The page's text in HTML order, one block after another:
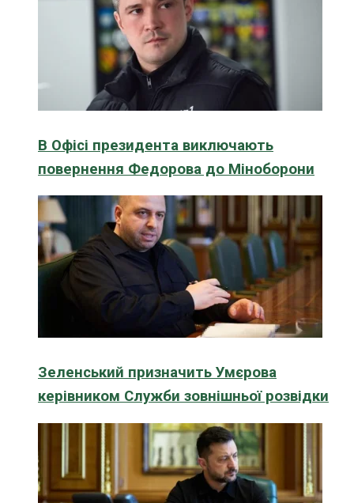
В Офісі президента виключають
повернення Федорова до Міноборони
Зеленський призначить Умєрова
керівником Служби зовнішньої розвідки